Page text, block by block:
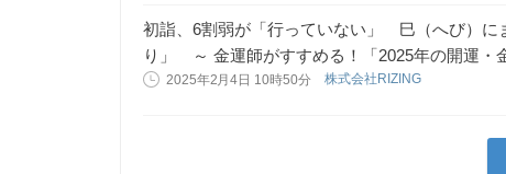
初詣、6割弱が「行っていない」 巳（へび）に
り」 ～ 金運師がすすめる！「2025年の開運・
2025年2月4日 10時50分 株式会社RIZING